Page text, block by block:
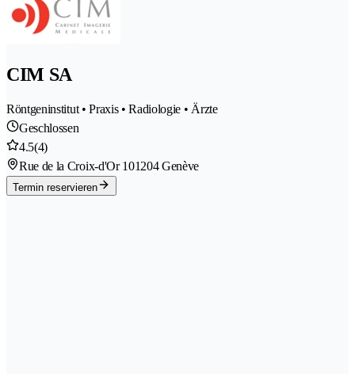
CIM SA
Röntgeninstitut • Praxis • Radiologie • Ärzte
Geschlossen
4.5(4)
Rue de la Croix-d'Or 101204 Genève
Termin reservieren